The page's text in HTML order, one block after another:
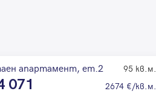
апартамент, ет.2 95 кв.м.
071 2674 €/кв.м.